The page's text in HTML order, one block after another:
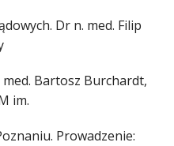
Dr n. med. Filip
med. Bartosz Burchardt,
im.
Prowadzenie: